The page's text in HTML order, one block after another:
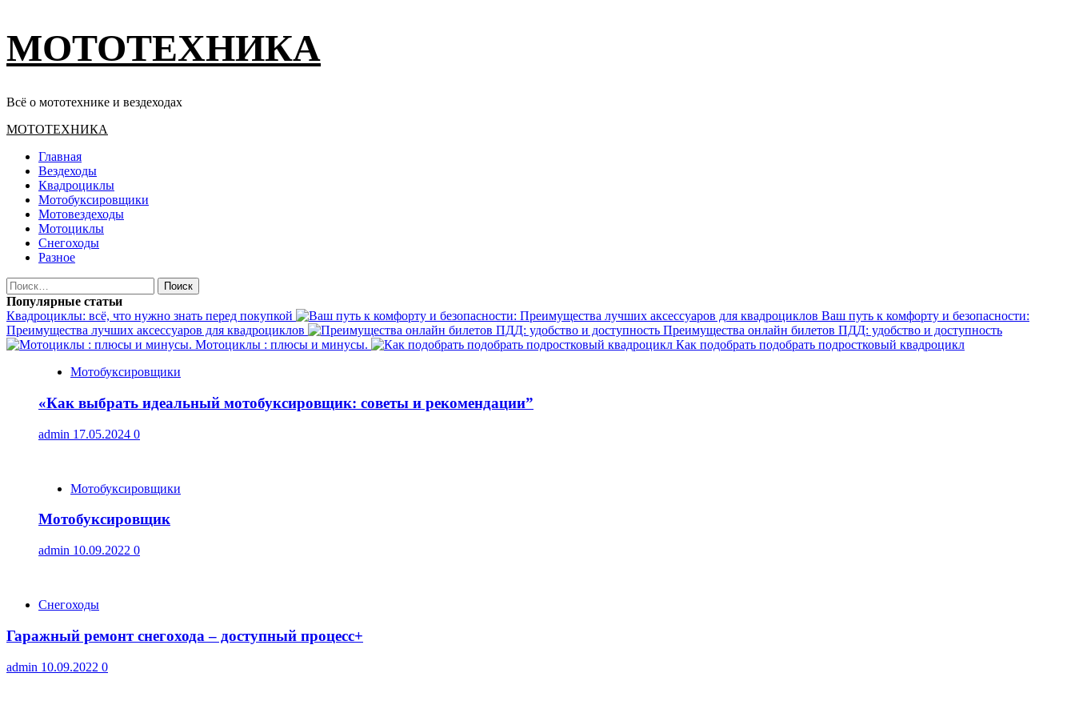
содержимому
МОТОТЕХНИКА
Всё о мототехнике и вездеходах
Основное
МОТОТЕХНИКА
Главная
Вездеходы
Квадроциклы
Мотобуксировщики
Мотовездеходы
Мотоциклы
Снегоходы
Разное
Найти:
Популярные статьи
Квадроциклы: всё, что нужно знать перед покупкой
Ваш путь к комфорту и безопасности:
Преимущества лучших аксессуаров для квадроциклов
Преимущества онлайн билетов ПДД: удобство и доступность
Мотоциклы : плюсы и минусы.
Как подобрать подобрать подростковый квадроцикл
Мотобуксировщики
«Как выбрать идеальный мотобуксировщик: советы и рекомендации”
admin 17.05.2024 0
Мотобуксировщики
Мотобуксировщик
admin 10.09.2022 0
Снегоходы
Гаражный ремонт снегохода – доступный процесс+
admin 10.09.2022 0